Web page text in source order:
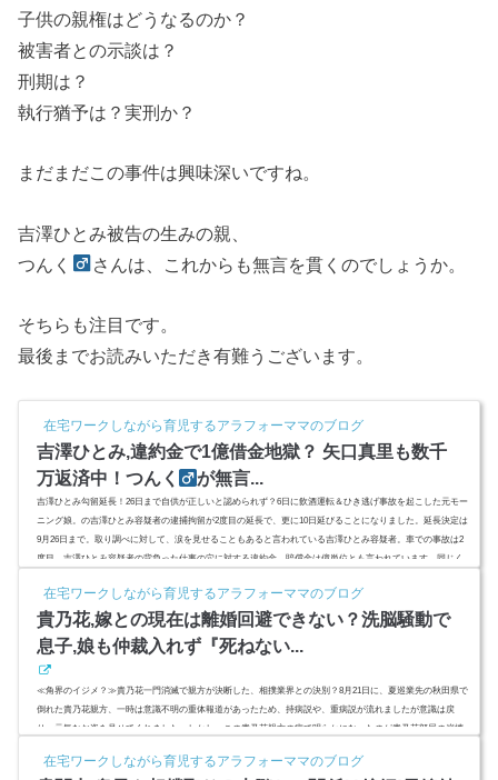
子供の親権はどうなるのか？
被害者との示談は？
刑期は？
執行猶予は？実刑か？
まだまだこの事件は興味深いですね。
吉澤ひとみ被告の生みの親、
つんく
さんは、これからも無言を貫くのでしょうか。
そちらも注目です。
最後までお読みいただき有難うございます。
在宅ワークしながら育児するアラフォーママのブログ
吉澤ひとみ,違約金で1億借金地獄？ 矢口真里も数千
万返済中！つんく
が無言...
吉澤ひとみ勾留延長！26日まで自供が正しいと認められず？6日に飲酒運転＆ひき逃げ事故を起こした元モー
ニング娘。の吉澤ひとみ容疑者の逮捕拘留が2度目の延長で、更に10日延びることになりました。延長決定は
9月26日まで。取り調べに対して、涙を見せることもあると言われている吉澤ひとみ容疑者。車での事故は2
度目。吉澤ひとみ容疑者の背負った仕事の穴に対する違約金、賠償金は億単位とも言われています。同じく
プロ20周...
在宅ワークしながら育児するアラフォーママのブログ
貴乃花,嫁との現在は離婚回避できない？洗脳騒動で
息子,娘も仲裁入れず『死ねない...
≪角界のイジメ？≫貴乃花一門消滅で親方が決断した、相撲業界との決別？8月21日に、夏巡業先の秋田県で
倒れた貴乃花親方、一時は意識不明の重体報道があったため、持病説や、重病説が流れましたが意識は戻
り、元気なお姿を見せてくれました。しかし、この貴乃花親方の病で明らかになったのが貴乃花部屋の崩壊
た。貴乃花部屋の危機に際しても、嫁河野景子さんは、入院中の貴乃花親方のお見舞いにも訪れなかったよ
在宅ワークしながら育児するアラフォーママのブログ